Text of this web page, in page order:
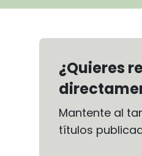
¿Quieres
Mantente al
títulos